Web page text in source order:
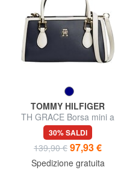
TOMMY HILFIGER
TH GRACE Borsa mini a
mano, con tracolla
30% SALDI
139,90 € 97,93 €
Spedizione gratuita